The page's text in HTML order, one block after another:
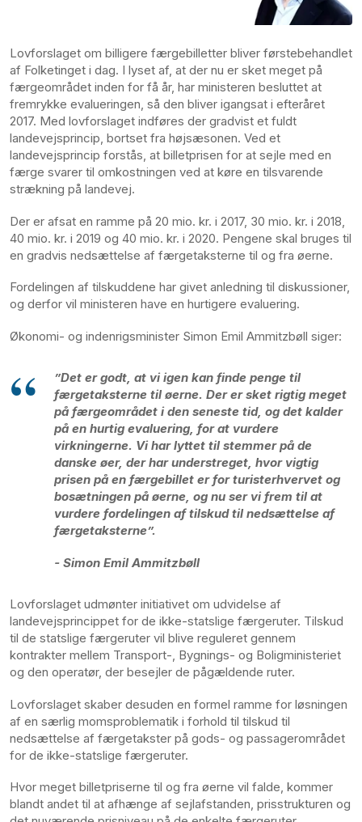
Lovforslaget om billigere færgebilletter bliver førstebehandlet
af Folketinget i dag. I lyset af, at der nu er sket meget på
færgeområdet inden for få år, har ministeren besluttet at
fremrykke evalueringen, så den bliver igangsat i efteråret
2017. Med lovforslaget indføres der gradvist et fuldt
landevejsprincip, bortset fra højsæsonen. Ved et
landevejsprincip forstås, at billetprisen for at sejle med en
færge svarer til omkostningen ved at køre en tilsvarende
strækning på landevej.
Der er afsat en ramme på 20 mio. kr. i 2017, 30 mio. kr. i 2018,
40 mio. kr. i 2019 og 40 mio. kr. i 2020. Pengene skal bruges til
en gradvis nedsættelse af færgetaksterne til og fra øerne.
Fordelingen af tilskuddene har givet anledning til diskussioner,
og derfor vil ministeren have en hurtigere evaluering.
Økonomi- og indenrigsminister Simon Emil Ammitzbøll siger:
”Det er godt, at vi igen kan finde penge til
færgetaksterne til øerne. Der er sket rigtig meget
på færgeområdet i den seneste tid, og det kalder
på en hurtig evaluering, for at vurdere
virkningerne. Vi har lyttet til stemmer på de
danske øer, der har understreget, hvor vigtig
prisen på en færgebillet er for turisterhvervet og
bosætningen på øerne, og nu ser vi frem til at
vurdere fordelingen af tilskud til nedsættelse af
færgetaksterne”.
- Simon Emil Ammitzbøll
Lovforslaget udmønter initiativet om udvidelse af
landevejsprincippet for de ikke-statslige færgeruter. Tilskud
til de statslige færgeruter vil blive reguleret gennem
kontrakter mellem Transport-, Bygnings- og Boligministeriet
og den operatør, der besejler de pågældende ruter.
Lovforslaget skaber desuden en formel ramme for løsningen
af en særlig momsproblematik i forhold til tilskud til
nedsættelse af færgetakster på gods- og passagerområdet
for de ikke-statslige færgeruter.
Hvor meget billetpriserne til og fra øerne vil falde, kommer
blandt andet til at afhænge af sejlafstanden, prisstrukturen og